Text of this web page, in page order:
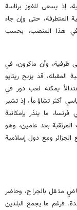
إذ يسعى للفوز برئاسة
المتطرفة، حتى وإن جاء
في هذا المنصب، بحسب
ظرفية، وأن ماكرون، في
المقبلة، قد يزيح ريتايو
يمكنه لعب دور في
أكثر تشاؤماً، إذ تشير
ما ينذر بإمكانية
بعد عامين، وهو
ومع دول إسلامية
ماضٍ مثقل بالجراح، وحاضر
فرغم ما يجمع البلدين